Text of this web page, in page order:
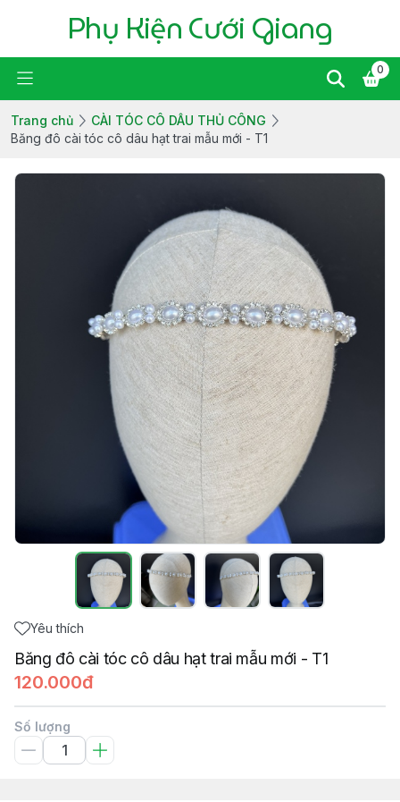
Phụ Kiện Cưới Giang
0
Trang chủ
CÀI TÓC CÔ DÂU THỦ CÔNG
Băng đô cài tóc cô dâu hạt trai mẫu mới - T1
Yêu thích
Băng đô cài tóc cô dâu hạt trai mẫu mới - T1
120.000đ
Số lượng